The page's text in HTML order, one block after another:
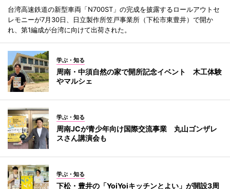
台湾高速鉄道の新型車両「N700ST」の完成を披露するロールアウトセ
レモニーが7月30日、日立製作所笠戸事業所（下松市東豊井）で開か
れ、第1編成が台湾に向けて出荷された。
学ぶ・知る
周南・中須自然の家で開所記念イベント 木工体験
やマルシェ
学ぶ・知る
周南JCが青少年向け国際交流事業 丸山ゴンザレ
スさん講演会も
学ぶ・知る
下松・豊井の「YoiYoiキッチンとよい」が開設3周